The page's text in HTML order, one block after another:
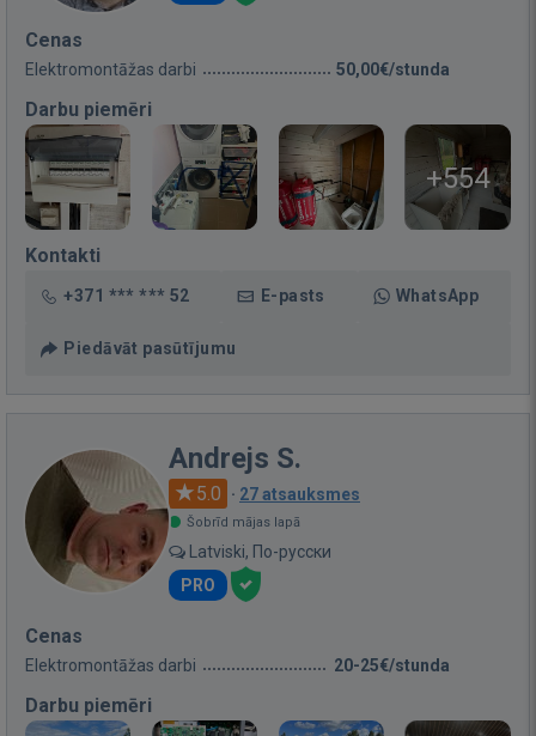
Cenas
Elektromontāžas darbi 50,00€/stunda
Darbu piemēri
+554
Kontakti
+371 *** *** 52 E-pasts WhatsApp
Piedāvāt pasūtījumu
Andrejs S.
5.0 · 27 atsauksmes
Šobrīd mājas lapā
Latviski, По-русски
PRO
Cenas
Elektromontāžas darbi 20-25€/stunda
Darbu piemēri